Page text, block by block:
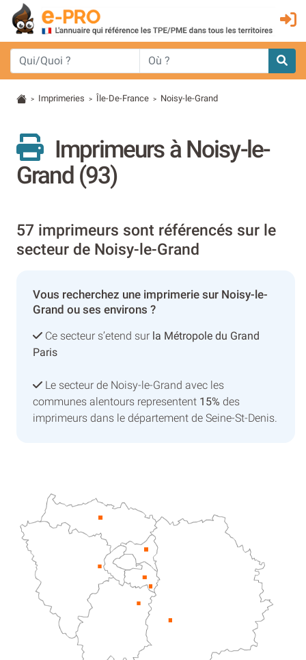
> Imprimeries > Île-De-France > Noisy-le-Grand
Imprimeurs à Noisy-le-
Grand (93)
57 imprimeurs sont référencés sur le
secteur de Noisy-le-Grand
Vous recherchez une imprimerie sur Noisy-le-
Grand ou ses environs ?
Ce secteur s’etend sur la Métropole du Grand
Paris
Le secteur de Noisy-le-Grand avec les
communes alentours representent 15% des
imprimeurs dans le département de Seine-St-Denis.